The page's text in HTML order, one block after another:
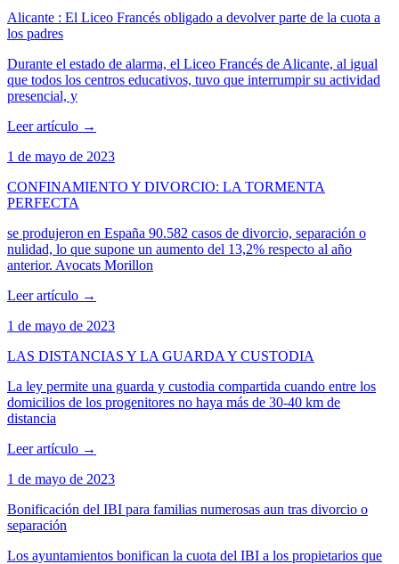
Alicante : El Liceo Francés obligado a devolver parte de la cuota a
los padres
Durante el estado de alarma, el Liceo Francés de Alicante, al igual
que todos los centros educativos, tuvo que interrumpir su actividad
presencial, y
Leer artículo →
1 de mayo de 2023
CONFINAMIENTO Y DIVORCIO: LA TORMENTA
PERFECTA
se produjeron en España 90.582 casos de divorcio, separación o
nulidad, lo que supone un aumento del 13,2% respecto al año
anterior. Avocats Morillon
Leer artículo →
1 de mayo de 2023
LAS DISTANCIAS Y LA GUARDA Y CUSTODIA
La ley permite una guarda y custodia compartida cuando entre los
domicilios de los progenitores no haya más de 30-40 km de
distancia
Leer artículo →
1 de mayo de 2023
Bonificación del IBI para familias numerosas aun tras divorcio o
separación
Los ayuntamientos bonifican la cuota del IBI a los propietarios que